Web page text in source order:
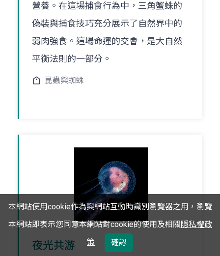
營養。在這場捕食行為中，三角蟹蛛的
偽裝與捕食技巧充分展示了自然界中的
弱肉強食。這場命運的交會，是大自然
平衡法則的一部分。
昆蟲與蜘蛛
夜光共游
本網站使用cookie作為與網站互動時識別瀏覽器之用，瀏覽
本網站即表示您同意本網站對cookie的使用及相關隱私權政
策
確認